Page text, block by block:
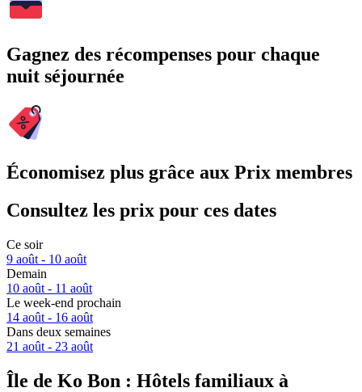
Gagnez des récompenses pour chaque
nuit séjournée
Économisez plus grâce aux Prix membres
Consultez les prix pour ces dates
Ce soir
9 août - 10 août
Demain
10 août - 11 août
Le week-end prochain
14 août - 16 août
Dans deux semaines
21 août - 23 août
Île de Ko Bon : Hôtels familiaux à